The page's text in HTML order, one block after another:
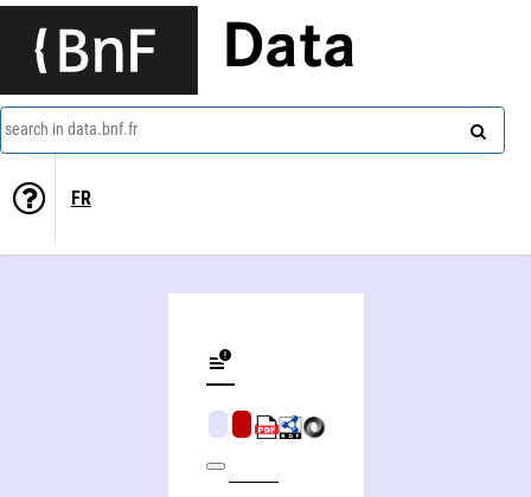
Data
search in data.bnf.fr
FR